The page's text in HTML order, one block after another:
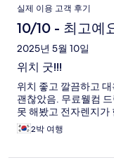
실제 이용 고객 후기
10/10 - 최고예
2025년 5월 10일
위치 굿!!!
위치 좋고 깔끔하고
괜찮았음. 무료웰컴
못 해봤고 전자렌지가
2박 여행